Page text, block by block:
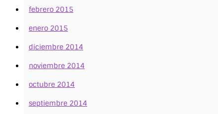
febrero 2015
enero 2015
diciembre 2014
noviembre 2014
octubre 2014
septiembre 2014